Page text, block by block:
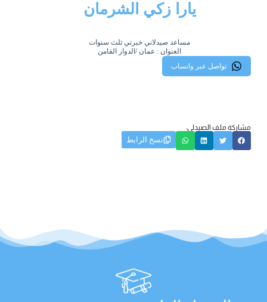
يارا زكي الشرمان
مساعد صيدلاني خبرتي ثلث سنوات
العنوان : عمان /الدوار القامن
تواصل عبر واتساب
مشاركة ملف الصيدلي:
نسخ الرابط